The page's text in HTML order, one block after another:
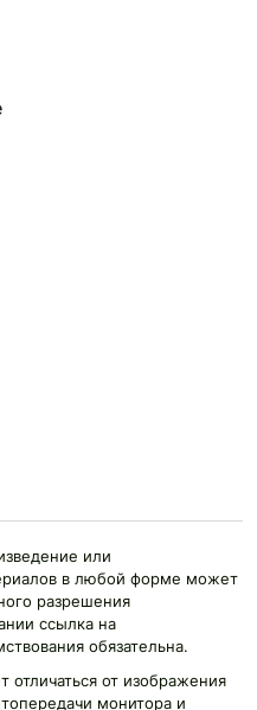
или
в любой форме может
разрешения
ссылка на
обязательна.
от изображения
монитора и